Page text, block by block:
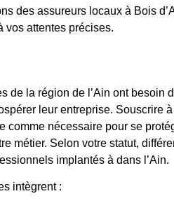
des assureurs locaux à Bois
vos attentes précises.
de la région de l’Ain ont besoin
leur entreprise. Souscrire
comme nécessaire pour se
métier. Selon votre statut,
implantés à dans l’Ain.
intègrent :